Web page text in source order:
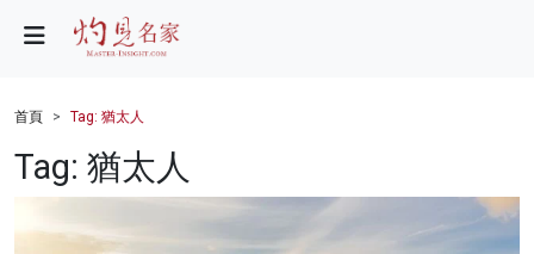
財經
健康
首頁 Tag: 猶太人
Tag: 猶太人